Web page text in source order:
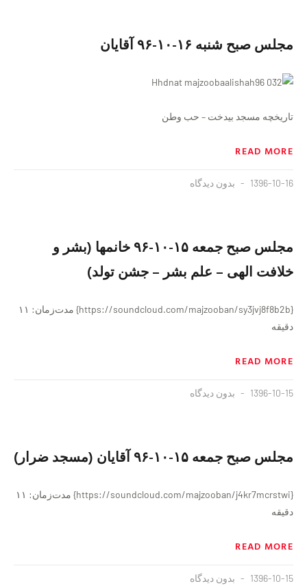
مجلس صبح شنبه ١۶-١٠-٩۶ آقایان
تاریخچه مسجد بیدخت – حب وطن
READ MORE
1396-10-16 بدون دیدگاه
مجلس صبح جمعه ۱۵-۱۰-۹۶ خانمها (بشر و
خلافت الهی – علم بشر – جشن تولد)
{https://soundcloud.com/majzooban/sy3jvj8f8b2b} مدت‌زمان: ۱۱
دقیقه
READ MORE
1396-10-15 بدون دیدگاه
مجلس صبح جمعه ۱۵-۱۰-۹۶ آقایان (مسجد ضرار)
{https://soundcloud.com/majzooban/j4kr7mcrstwi} مدت‌زمان: ۱۱
دقیقه
READ MORE
1396-10-15 بدون دیدگاه